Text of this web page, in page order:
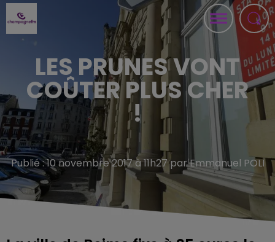
LES PRUNES VONT
COÛTER PLUS CHER
!
Publié : 10 novembre 2017 à 11h27 par Emmanuel POLI